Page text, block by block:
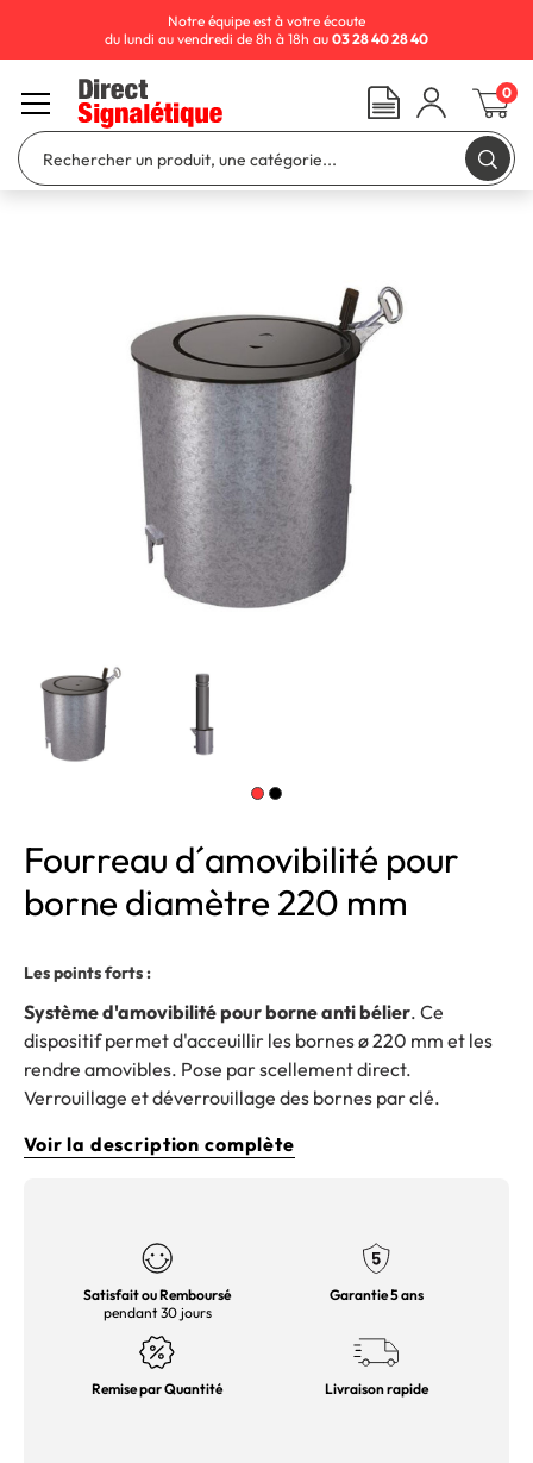
Fourreau d´amovibilité pour
borne diamètre 220 mm
Les points forts :
Système d'amovibilité pour borne anti bélier. Ce
dispositif permet d'acceuillir les bornes ø 220 mm et les
rendre amovibles. Pose par scellement direct.
Verrouillage et déverrouillage des bornes par clé.
Voir la description complète
Satisfait ou Remboursé
pendant 30 jours
Garantie 5 ans
Remise par Quantité Livraison rapide
Notre équipe est à votre écoute
du lundi au vendredi de 8h à 18h au 03 28 40 28 40
0